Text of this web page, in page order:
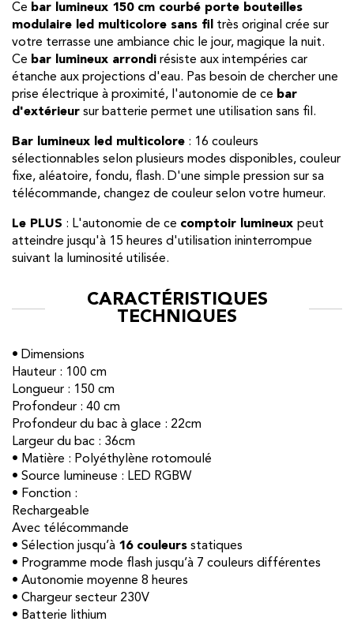
Ce bar lumineux 150 cm courbé porte bouteilles
modulaire led multicolore sans fil
très original crée sur
votre terrasse une ambiance chic le jour, magique la nuit.
Ce bar lumineux arrondi résiste aux intempéries car
étanche aux projections d'eau. Pas besoin de chercher une
prise électrique à proximité, l'autonomie de ce bar
d'extérieur sur batterie permet une utilisation sans fil.
Bar lumineux led multicolore : 16 couleurs
sélectionnables selon plusieurs modes disponibles, couleur
fixe, aléatoire, fondu, flash. D'une simple pression sur sa
télécommande, changez de couleur selon votre humeur.
Le PLUS : L'autonomie de ce comptoir lumineux peut
atteindre jusqu'à 15 heures d'utilisation ininterrompue
suivant la luminosité utilisée.
CARACTÉRISTIQUES
TECHNIQUES
• Dimensions
Hauteur : 100 cm
Longueur : 150 cm
Profondeur : 40 cm
Profondeur du bac à glace : 22cm
Largeur du bac : 36cm
• Matière : Polyéthylène rotomoulé
• Source lumineuse : LED RGBW
• Fonction :
Rechargeable
Avec télécommande
• Sélection jusqu’à 16 couleurs statiques
• Programme mode flash jusqu’à 7 couleurs différentes
• Autonomie moyenne 8 heures
• Chargeur secteur 230V
• Batterie lithium